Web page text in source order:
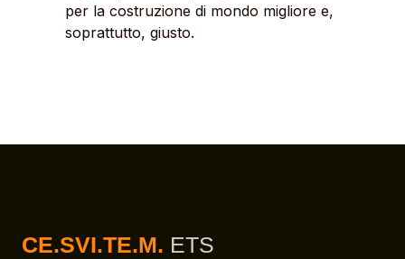
per la costruzione di mondo migliore e,
soprattutto, giusto.
CE.SVI.TE.M. ETS